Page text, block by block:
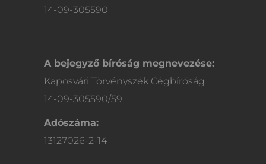
14-09-305590
A bejegyző bíróság megnevezése:
Kaposvári Törvényszék Cégbíróság
14-09-305590/59
Adószáma:
13127026-2-14